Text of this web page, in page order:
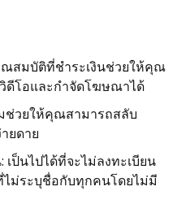
ณสมบัติที่ชำระเงินช่วยให้คุณ
ดีโอและกำจัดโฆษณาได้
ช่วยให้คุณสามารถสลับ
ยดาย
เป็นไปได้ที่จะไม่ลงทะเบียน
ม่ระบุชื่อกับทุกคนโดยไม่มี